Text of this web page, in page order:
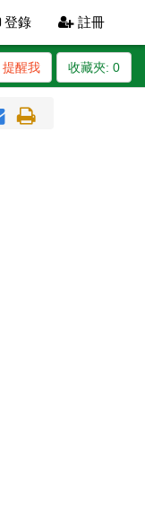
登錄 註冊
收藏夾: 0
提醒我